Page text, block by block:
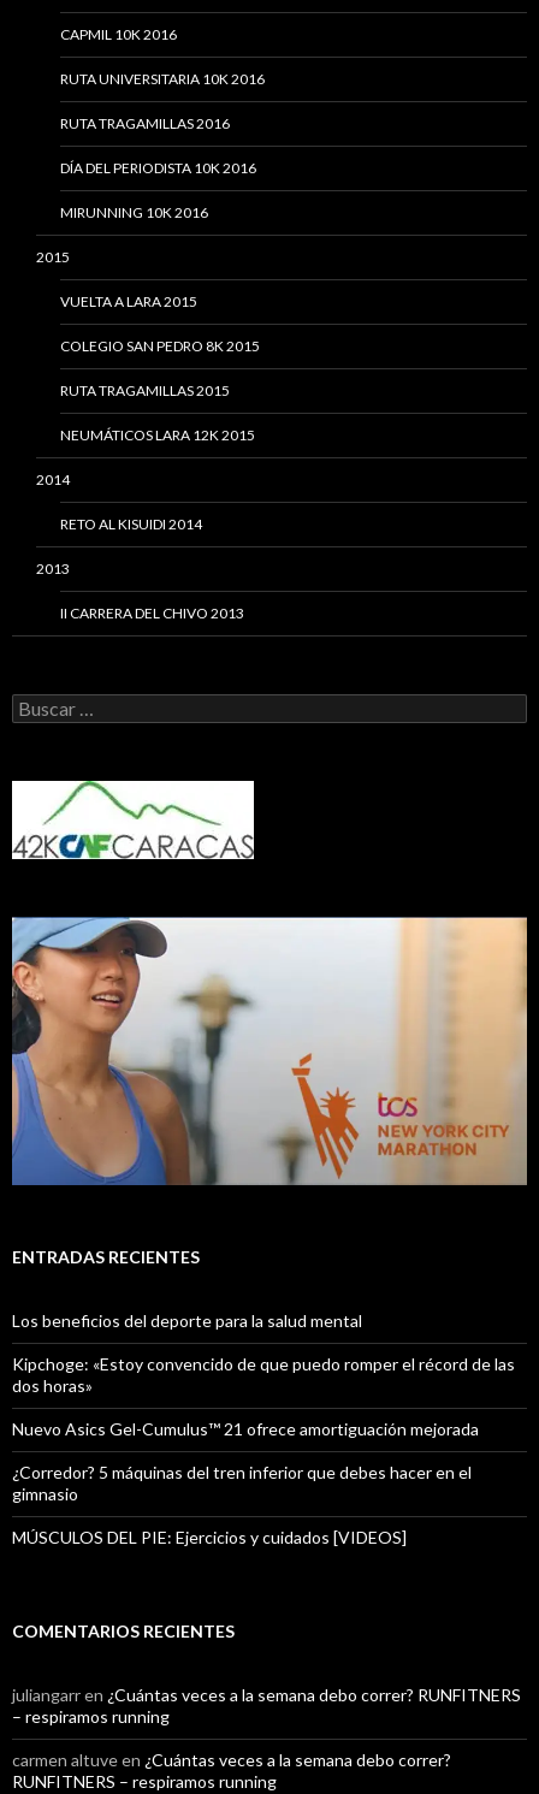
CAPMIL 10K 2016
RUTA UNIVERSITARIA 10K 2016
RUTA TRAGAMILLAS 2016
DÍA DEL PERIODISTA 10K 2016
MIRUNNING 10K 2016
2015
VUELTA A LARA 2015
COLEGIO SAN PEDRO 8K 2015
RUTA TRAGAMILLAS 2015
NEUMÁTICOS LARA 12K 2015
2014
RETO AL KISUIDI 2014
2013
II CARRERA DEL CHIVO 2013
Buscar:
ENTRADAS RECIENTES
Los beneficios del deporte para la salud mental
Kipchoge: «Estoy convencido de que puedo romper el récord de las
dos horas»
Nuevo Asics Gel-Cumulus™ 21 ofrece amortiguación mejorada
¿Corredor? 5 máquinas del tren inferior que debes hacer en el
gimnasio
MÚSCULOS DEL PIE: Ejercicios y cuidados [VIDEOS]
COMENTARIOS RECIENTES
juliangarren ¿Cuántas veces a la semana debo correr? RUNFITNERS
– respiramos running
carmen altuveen ¿Cuántas veces a la semana debo correr?
RUNFITNERS – respiramos running